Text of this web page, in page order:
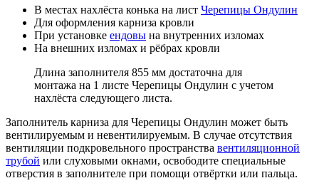
В местах нахлёста конька на лист Черепицы Ондулин
Для оформления карниза кровли
При установке ендовы на внутренних изломах
На внешних изломах и рёбрах кровли
Длина заполнителя 855 мм достаточна для
монтажа на 1 листе Черепицы Ондулин с учетом
нахлёста следующего листа.
Заполнитель карниза для Черепицы Ондулин может быть
вентилируемым и невентилируемым. В случае отсутствия
вентиляции подкровельного пространства вентиляционной
трубой или слуховыми окнами, освободите специальные
отверстия в заполнителе при помощи отвёртки или пальца.